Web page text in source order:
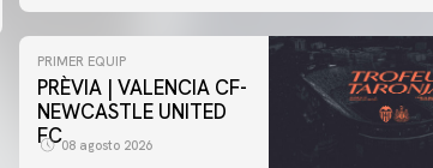
PRIMER EQUIP
PRÈVIA | VALENCIA CF-
NEWCASTLE UNITED
FC08 agosto 2026